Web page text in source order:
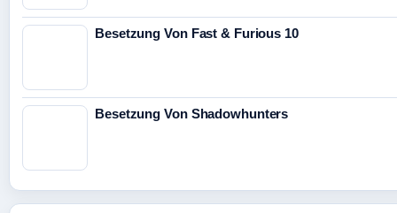
Besetzung Von Fast & Furious 10
Besetzung Von Shadowhunters